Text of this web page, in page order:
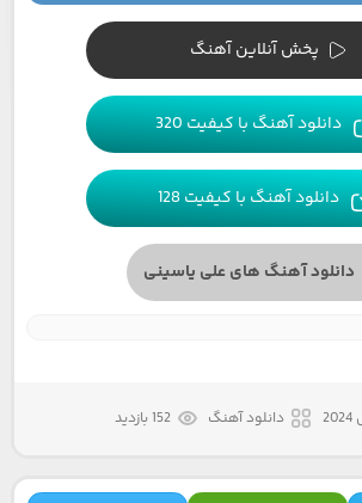
پخش آنلاین آهنگ
دانلود آهنگ با کیفیت 320
دانلود آهنگ با کیفیت 128
دانلود آهنگ های علی یاسینی
دانلود آهنگ 152 بازدید